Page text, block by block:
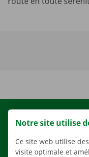
Notre site utilise
Ce site web utilise
visite optimale et